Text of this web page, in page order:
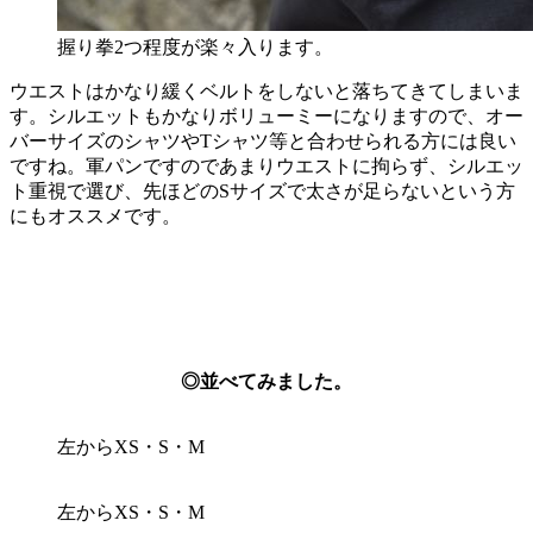
握り拳2つ程度が楽々入ります。
ウエストはかなり緩くベルトをしないと落ちてきてしまいま
す。シルエットもかなりボリューミーになりますので、オー
バーサイズのシャツやTシャツ等と合わせられる方には良い
ですね。軍パンですのであまりウエストに拘らず、シルエッ
ト重視で選び、先ほどのSサイズで太さが足らないという方
にもオススメです。
◎並べてみました。
左からXS・S・M
左からXS・S・M